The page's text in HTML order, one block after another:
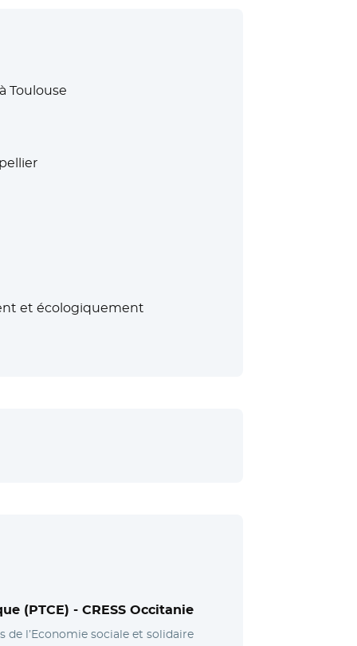
Toulouse
et écologiquement
(PTCE) - CRESS Occitanie
de l’Economie sociale et solidaire